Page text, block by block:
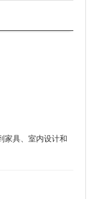
家具、室内设计和